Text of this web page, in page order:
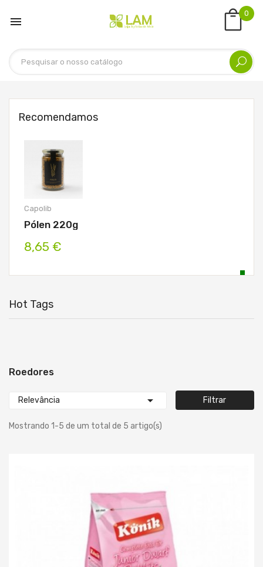

0
Recomendamos
Capolib
Pólen 220g
8,65 €
Hot Tags
Roedores
Relevância  Filtrar
Mostrando 1-5 de um total de 5 artigo(s)